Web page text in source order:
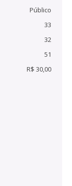
Público
33
32
51
R$ 30,00